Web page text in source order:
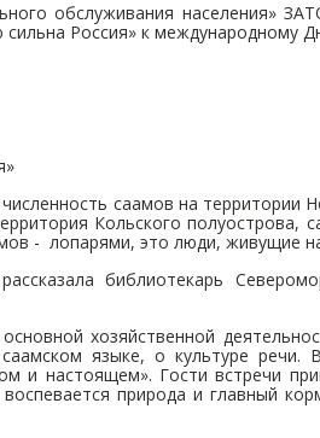
обслуживания населения»
Россия» к международному
саамов на территории
Кольского полуострова,
- лопарями, это люди, живущие
библиотекарь
хозяйственной
языке, о культуре речи.
и настоящем». Гости встречи
природа и главный